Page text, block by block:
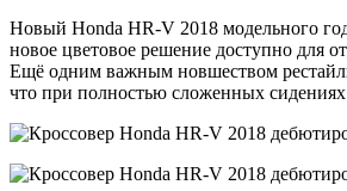
Новый Honda HR-V 2018 модельного
новое цветовое решение доступно для
Ещё одним важным новшеством
что при полностью сложенных сидениях